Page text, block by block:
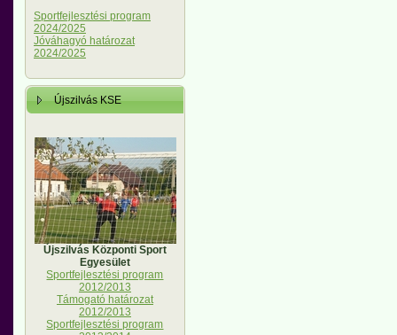
Sportfejlesztési program
2024/2025
Jóváhagyó határozat
2024/2025
Újszilvás KSE
Újszilvás Központi Sport
Egyesület
Sportfejlesztési program
2012/2013
Támogató határozat
2012/2013
Sportfejlesztési program